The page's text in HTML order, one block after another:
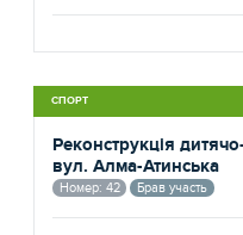
СПОРТ
Реконструкція
вул. Алма-Атинська
Номер: 42 Брав участь